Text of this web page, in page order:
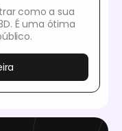
como a sua
É uma ótima